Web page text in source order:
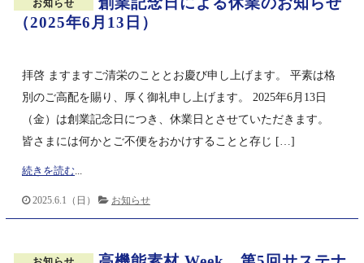
お知らせ
（2025年6月13日）
拝啓 ますますご清栄のこととお慶び申し上げます。 平素は格
別のご高配を賜り、厚く御礼申し上げます。 2025年6月13日
（金）は創業記念日につき、休業日とさせていただきます。
皆さまには何かとご不便をおかけすることと存じ […]
続きを読む
2025.6.1（日） お知らせ